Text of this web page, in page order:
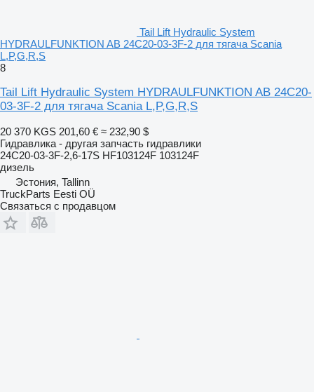
Tail Lift Hydraulic System
HYDRAULFUNKTION AB 24C20-03-3F-2 для тягача Scania
L,P,G,R,S
8
Tail Lift Hydraulic System HYDRAULFUNKTION AB 24C20-
03-3F-2 для тягача Scania L,P,G,R,S
20 370 KGS 201,60 € ≈ 232,90 $
Гидравлика - другая запчасть гидравлики
24C20-03-3F-2,6-17S HF103124F 103124F
дизель
Эстония, Tallinn
TruckParts Eesti OÜ
Связаться с продавцом